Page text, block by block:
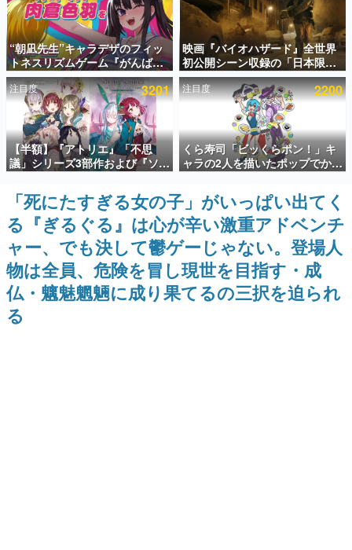
電ファミのいま読まれている記事ランキング
アプリセール情報
インタビュー
連載・特集一覧
殿堂入り記事
SNS拡散数が数千以上！ ページビュー数万以上！ などな
ど。多くの人々に読まれた、電ファミ渾身の“殿堂入り”記
事をまとめました。
ゲームの企画書
名作ゲームクリエイターの方々に製作時のエピソードをお
聞きし、ヒットする企画（ゲーム）とは何か？を探ってい
きます。
赫本
この物語を解いてはいけない。『赫本』は、〈試験問題〉
の形をした短編ホラー小説集です。
“朝凪先生”キャラデザのフィッ
トネスリズムゲーム『がんば
れ！チアリズム』Steamストア
ページが公開。キャラクターの
CVは陽向葵ゅかさん
映画『バイオハザード』全世界
初公開シーン収録の「日本限
定」予告映像が解禁。バイオの
日（8月10日）にあわせて、
「ラクーンシティ総合病院」へ
行く配達人の姿が披露
注目度 3201
【半額】『アトリエ』「不思
議」シリーズ3部作および『ソフ
ィーのアトリエ2』公式画集の
Kindle版が50%オフとなるセー
ルが開催中。各作品の設定画や
美麗なイラストの数々をふんだ
んに収録
注目度 2200
くら寿司「ビッくらポン！」キ
ャラの2人を描いたポップでかわ
いいコラボイラストが公開。コ
ラボイラストを使用した限定T
シャツ&ステッカーがアソビシ
ステム主催「Akaku展」にて販
売へ
「死にたすぎる女の子」がいっぱい出てく
る『ぎるぐる』は心が辛い激重アドベンチ
ャー、でも決して鬱ゲーじゃない。登場人
物は全員、危険を冒し現世を目指す・成
仏・魑魅魍魎に成り果てるの三択を迫られ
る